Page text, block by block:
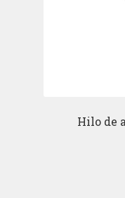
Hilo de